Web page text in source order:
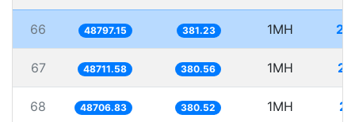
66 48797.15 381.23 1MH
67 48711.58 380.56 1MH
68 48706.83 380.52 1MH